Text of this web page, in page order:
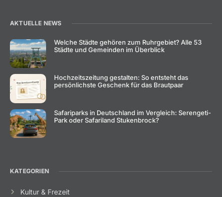
AKTUELLE NEWS
Welche Städte gehören zum Ruhrgebiet? Alle 53
Städte und Gemeinden im Überblick
Hochzeitszeitung gestalten: So entsteht das
persönlichste Geschenk für das Brautpaar
Safariparks in Deutschland im Vergleich: Serengeti-
Park oder Safariland Stukenbrock?
KATEGORIEN
Kultur & Frezeit